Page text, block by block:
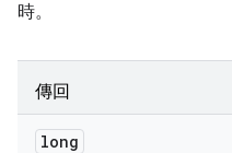
時。
傳回
long